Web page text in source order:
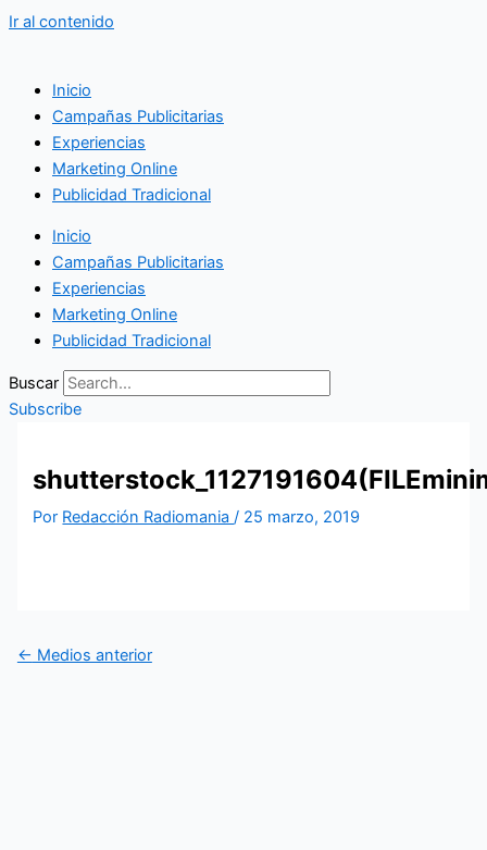
Ir al contenido
Inicio
Campañas Publicitarias
Experiencias
Marketing Online
Publicidad Tradicional
Inicio
Campañas Publicitarias
Experiencias
Marketing Online
Publicidad Tradicional
Buscar
Subscribe
Por Redacción Radiomania/ 25 marzo, 2019
← Medios anterior